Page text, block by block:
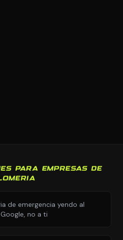
PARA EMPRESAS DE
de emergencia yendo al
no a ti